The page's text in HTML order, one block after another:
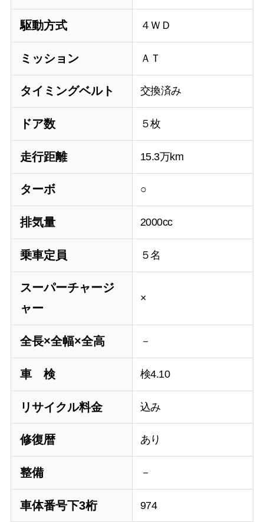
駆動方式 ４ＷＤ
ミッション ＡＴ
タイミングベルト 交換済み
ドア数 ５枚
走行距離 15.3万km
ターボ ○
排気量 2000cc
乗車定員 ５名
スーパーチャージ
ャー
×
全長×全幅×全高 －
車 検 検4.10
リサイクル料金 込み
修復暦 あり
整備 －
車体番号下3桁 974